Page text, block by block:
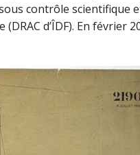
contrôle scientifique
d’ÎDF). En février